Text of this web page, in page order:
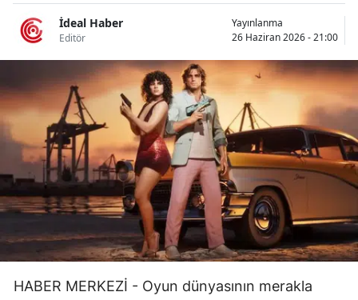
Bolu
Bursa
Çanakkale
Çankırı
Çorum
Denizli
Diyarbakır
Edirne
İdeal Haber
Editör
Yayınlanma
26 Haziran 2026 - 21:00
HABER MERKEZİ - Oyun dünyasının merakla